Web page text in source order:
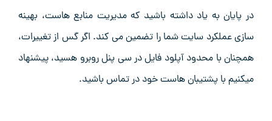
در پایان به یاد داشته باشید که مدیریت منابع هاست، بهینه
سازی عملکرد سایت شما را تضمین می کند. اگر گس از تغییرات،
همچنان با محدود آپلود فایل در سی پنل روبرو هسید، پیشنهاد
میکنیم با پشتیبان هاست خود در تماس باشید.